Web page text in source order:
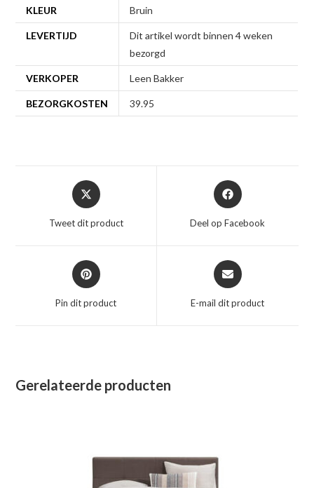
KLEUR Bruin
LEVERTIJD
Dit artikel wordt binnen 4 weken
bezorgd
VERKOPER Leen Bakker
BEZORGKOSTEN 39.95
Opent
in
nieuw
Tweet dit product
Opent
in
nieuw
Deel op Facebook
Opent
in
nieuw
Pin dit product
Opent
in
nieuw
E-mail dit product
Gerelateerde producten